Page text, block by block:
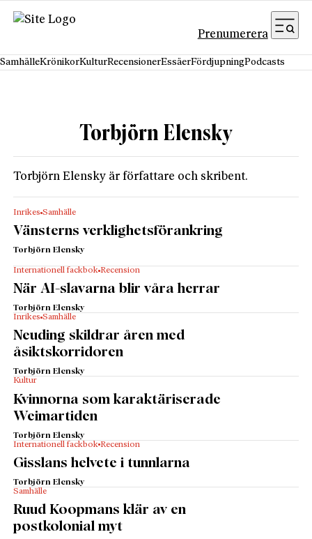
Hoppa till innehåll
Prenumerera
SamhälleKrönikorKulturRecensionerEssäerFördjupningPodcasts
Torbjörn Elensky
Inrikes Samhälle
Vänsterns verklighetsförankring
Torbjörn Elensky
Internationell fackbok Recension
När AI-slavarna blir våra herrar
Torbjörn Elensky
Inrikes Samhälle
Neuding skildrar åren med
åsiktskorridoren
Torbjörn Elensky
Kultur
Kvinnorna som karaktäriserade
Weimartiden
Torbjörn Elensky
Internationell fackbok Recension
Gisslans helvete i tunnlarna
Torbjörn Elensky
Samhälle
Ruud Koopmans klär av en
postkolonial myt
Torbjörn Elensky är författare och skribent.